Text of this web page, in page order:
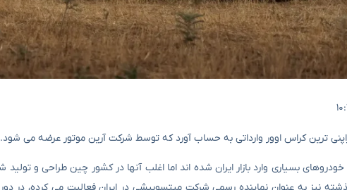
ترین کراس اوور وارداتی به حساب آورد که توسط شرکت آرین موتور عرضه می شود.
بسیاری وارد بازار ایران شده اند اما اغلب آنها در کشور چین طراحی و تولید